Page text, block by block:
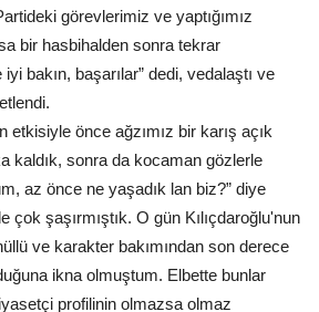
görevlerimiz ve yaptığımız
bir hasbihalden sonra tekrar
bakın, başarılar” dedi, vedalaştı ve
etkisiyle önce ağzımız bir karış açık
kaldık, sonra da kocaman gözlerle
az önce ne yaşadık lan biz?” diye
çok şaşırmıştık. O gün Kılıçdaroğlu'nun
ve karakter bakımından son derece
ikna olmuştum. Elbette bunlar
profilinin olmazsa olmaz